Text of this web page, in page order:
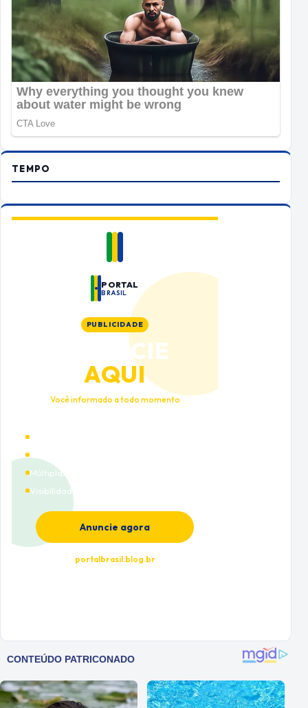
TEMPO
PORTAL
BRASIL
PUBLICIDADE
ANUNCIE
AQUI
Você informado a todo momento
Múltiplas categorias
Visibilidade premium
Anuncie agora
portalbrasil.blog.br